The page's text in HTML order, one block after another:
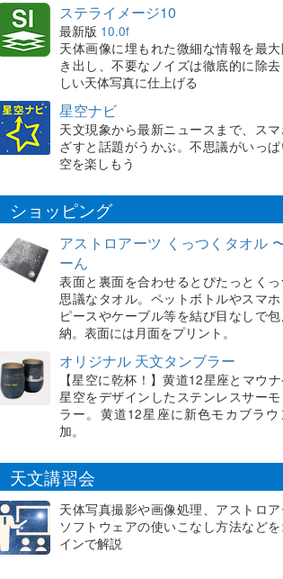
ステライメージ10
最新版 10.0f
天体画像に埋もれた微細な情報を最大
き出し、不要なノイズは徹底的に除
しい天体写真に仕上げる
星空ナビ
天文現象から最新ニュースまで、ス
ざすと話題がうかぶ。不思議がいっ
空を楽しもう
ショッピング
アストロアーツ くっつくタオル
ーん
表面と裏面を合わせるとぴたっとく
思議なタオル。ペットボトルやスマ
ピースやケーブル等を結び目なしで
納。表面には月面をプリント。
オリジナル 天文タンブラー
【星空に乾杯！】黄道12星座とマウ
星空をデザインしたステンレスサー
ラー。黄道12星座に新色モカブラウ
加。
天文講習会
天体写真撮影や画像処理、アストロ
ソフトウェアの使いこなし方法など
インで解説